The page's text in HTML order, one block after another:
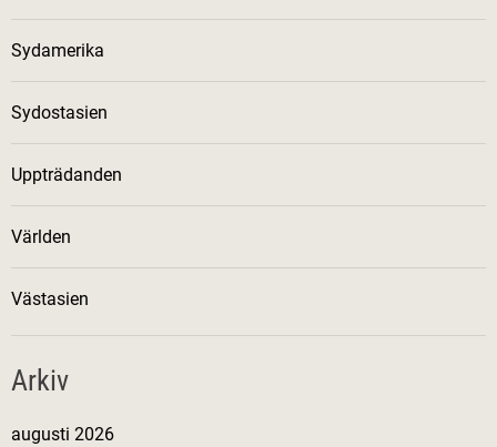
Sydamerika
Sydostasien
Uppträdanden
Världen
Västasien
Arkiv
augusti 2026